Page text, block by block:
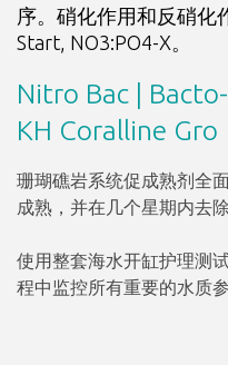
序。硝化作用和反硝化
Start, NO3:PO4-X。
Nitro Bac |
KH Coralline Gro
珊瑚礁岩系统促成熟剂全
成熟，并在几个星期内去
使用整套海水开缸护理测
程中监控所有重要的水质参